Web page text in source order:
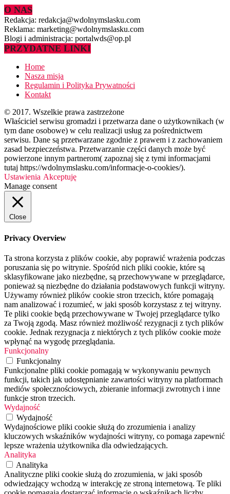
O NAS
Redakcja: redakcja@wdolnymslasku.com
Reklama: marketing@wdolnymslasku.com
Blogi i administracja: portalwds@op.pl
PRZYDATNE LINKI
Home
Nasza misja
Regulamin i Polityka Prywatności
Kontakt
© 2017. Wszelkie prawa zastrzeżone
Właściciel serwisu gromadzi i przetwarza dane o użytkownikach (w
tym dane osobowe) w celu realizacji usług za pośrednictwem
serwisu. Dane są przetwarzane zgodnie z prawem i z zachowaniem
zasad bezpieczeństwa. Przetwarzanie części danych może być
powierzone innym partnerom( zapoznaj się z tymi informacjami
tutaj https://wdolnymslasku.com/informacje-o-cookies/).
Ustawienia Akceptuję
Manage consent
Close
Privacy Overview
Ta strona korzysta z plików cookie, aby poprawić wrażenia podczas
poruszania się po witrynie. Spośród nich pliki cookie, które są
sklasyfikowane jako niezbędne, są przechowywane w przeglądarce,
ponieważ są niezbędne do działania podstawowych funkcji witryny.
Używamy również plików cookie stron trzecich, które pomagają
nam analizować i rozumieć, w jaki sposób korzystasz z tej witryny.
Te pliki cookie będą przechowywane w Twojej przeglądarce tylko
za Twoją zgodą. Masz również możliwość rezygnacji z tych plików
cookie. Jednak rezygnacja z niektórych z tych plików cookie może
wpłynąć na wygodę przeglądania.
Funkcjonalny
Funkcjonalny
Funkcjonalne pliki cookie pomagają w wykonywaniu pewnych
funkcji, takich jak udostępnianie zawartości witryny na platformach
mediów społecznościowych, zbieranie informacji zwrotnych i inne
funkcje stron trzecich.
Wydajność
Wydajność
Wydajnościowe pliki cookie służą do zrozumienia i analizy
kluczowych wskaźników wydajności witryny, co pomaga zapewnić
lepsze wrażenia użytkownika dla odwiedzających.
Analityka
Analityka
Analityczne pliki cookie służą do zrozumienia, w jaki sposób
odwiedzający wchodzą w interakcję ze stroną internetową. Te pliki